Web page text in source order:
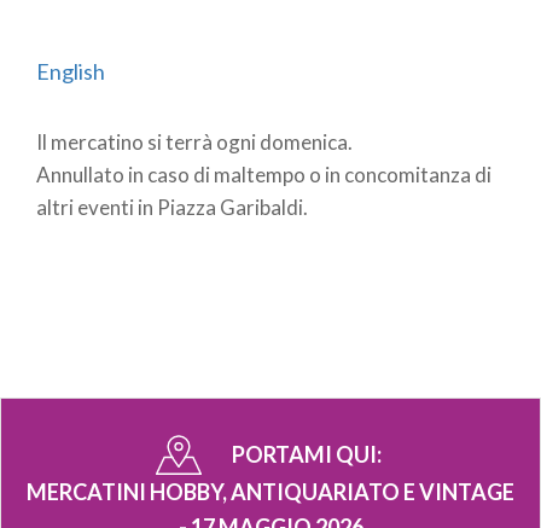
English
Il mercatino si terrà ogni domenica.
Annullato in caso di maltempo o in concomitanza di
altri eventi in Piazza Garibaldi.
PORTAMI QUI:
MERCATINI HOBBY, ANTIQUARIATO E VINTAGE